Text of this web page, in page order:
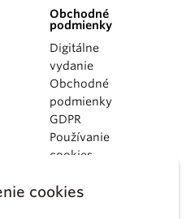
cookies
Obchodné
podmienky
Digitálne
vydanie
Obchodné
podmienky
GDPR
Používanie
cookies